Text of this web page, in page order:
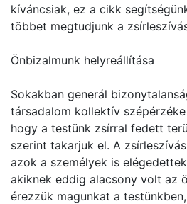
kíváncsiak, ez a cikk
többet megtudjunk a
Önbizalmunk helyreállítása
Sokakban generál
társadalom kollektív
hogy a testünk zsírral fedett
szerint takarjuk el. A
azok a személyek is
akiknek eddig alacsony volt az
érezzük magunkat a